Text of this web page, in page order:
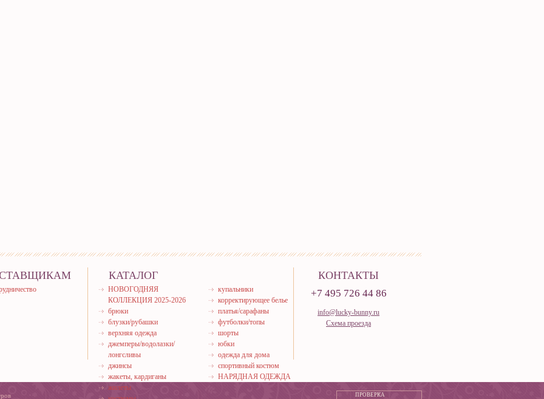
КАТАЛОГ
НОВОГОДНЯЯ
КОЛЛЕКЦИЯ 2025-2026
брюки
блузки/рубашки
верхняя одежда
джемперы/водолазки/
лонгсливы
джинсы
жакеты, кардиганы
жилеты
купальники
корректирующее белье
платья/сарафаны
футболки/топы
шорты
юбки
одежда для дома
спортивный костюм
НАРЯДНАЯ ОДЕЖДА
КОНТАКТЫ
+7 495 726 44 86
info@lucky-bunny.ru
Схема проезда
ПРОВЕРКА